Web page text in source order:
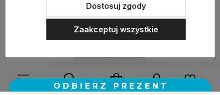
Sklep internetowy Shoper.pl Szablon Shoper Modern 3.0™
GrowCommerce
Dostosuj zgody
Zaakceptuj wszystkie